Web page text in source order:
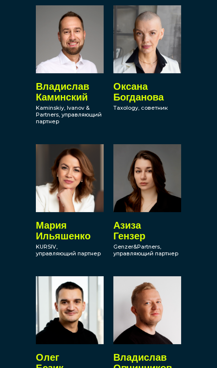
Владислав
Каминский
Kaminskiy, Ivanov &
Partners, управляющий
партнер
Оксана
Богданова
Taxology, cоветник
Мария
Ильяшенко
KURSIV,
управляющий партнер
Азиза
Гензер
Genzer&Partners,
управляющий партнер
Олег
Владислав